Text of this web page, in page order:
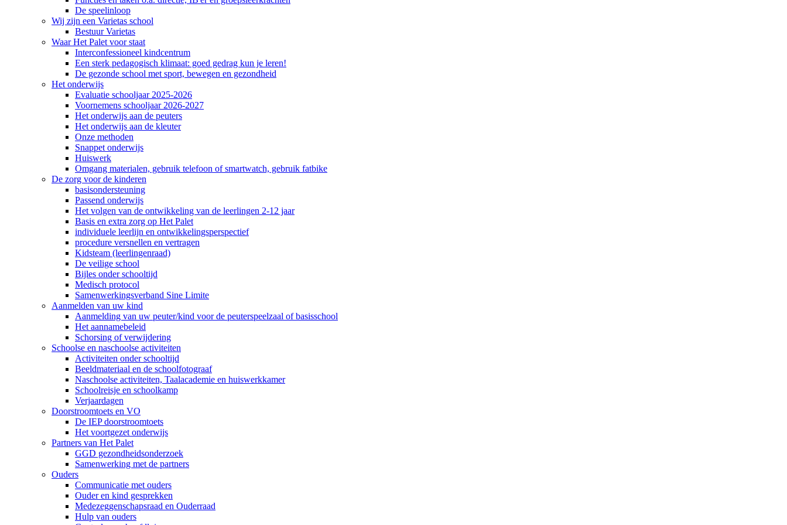
De speelinloop
Wij zijn een Varietas school
Bestuur Varietas
Waar Het Palet voor staat
Interconfessioneel kindcentrum
Een sterk pedagogisch klimaat: goed gedrag kun je leren!
De gezonde school met sport, bewegen en gezondheid
Het onderwijs
Evaluatie schooljaar 2025-2026
Voornemens schooljaar 2026-2027
Het onderwijs aan de peuters
Het onderwijs aan de kleuter
Onze methoden
Snappet onderwijs
Huiswerk
Omgang materialen, gebruik telefoon of smartwatch, gebruik fatbike
De zorg voor de kinderen
basisondersteuning
Passend onderwijs
Het volgen van de ontwikkeling van de leerlingen 2-12 jaar
Basis en extra zorg op Het Palet
individuele leerlijn en ontwikkelingsperspectief
procedure versnellen en vertragen
Kidsteam (leerlingenraad)
De veilige school
Bijles onder schooltijd
Medisch protocol
Samenwerkingsverband Sine Limite
Aanmelden van uw kind
Aanmelding van uw peuter/kind voor de peuterspeelzaal of basisschool
Het aannamebeleid
Schorsing of verwijdering
Schoolse en naschoolse activiteiten
Activiteiten onder schooltijd
Beeldmateriaal en de schoolfotograaf
Naschoolse activiteiten, Taalacademie en huiswerkkamer
Schoolreisje en schoolkamp
Verjaardagen
Doorstroomtoets en VO
De IEP doorstroomtoets
Het voortgezet onderwijs
Partners van Het Palet
GGD gezondheidsonderzoek
Samenwerking met de partners
Ouders
Communicatie met ouders
Ouder en kind gesprekken
Medezeggenschapsraad en Ouderraad
Hulp van ouders